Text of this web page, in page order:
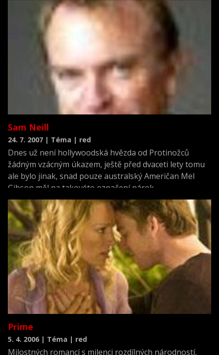
Sam Neill
24. 7. 2007 | Téma | red
Dnes už není hollywoodská hvězda od Protinožců
žádným vzácným úkazem, ještě před dvaceti lety tomu
ale bylo jinak, snad pouze australský Američan Mel
Gibson měl na takovéto označení nárok
Prime
5. 4. 2006 | Téma | red
Milostných romancí s milenci rozdílných národností,